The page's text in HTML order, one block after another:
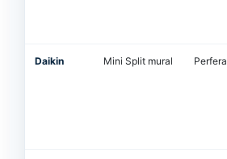
Daikin Mini Split mural Perfera